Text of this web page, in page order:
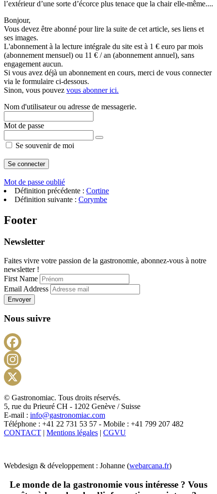
l’extérieur d’une sorte d’écorce plus tenace que la chair elle-même....
Bonjour,
Vous devez être abonné pour lire la suite de cet article, ses liens et
ses images.
L'abonnement à la lecture intégrale du site est à 1 € euro par mois
(abonnement mensuel) ou 11 € / an (abonnement annuel), sans
engagement aucun.
Si vous avez déjà un abonnement en cours, merci de vous connecter
via le formulaire ci-dessous.
Sinon, vous pouvez vous abonner ici.
Nom d'utilisateur ou adresse de messagerie.
Mot de passe
Se souvenir de moi
Mot de passe oublié
Définition précédente : Cortine
Définition suivante : Corymbe
Footer
Newsletter
Faites vivre votre passion de la gastronomie, abonnez-vous à notre
newsletter !
First Name
Email Address
Envoyer
Nous suivre
X
© Gastronomiac. Tous droits réservés.
5, rue du Prieuré CH - 1202 Genève / Suisse
E-mail : info@gastronomiac.com
Téléphone : +41 22 731 53 57 - Mobile : +41 799 207 482
CONTACT | Mentions légales | CGVU
Webdesign & développement : Johanne (webarcana.fr)
Le monde de la gastronomie vous intéresse ? Vous